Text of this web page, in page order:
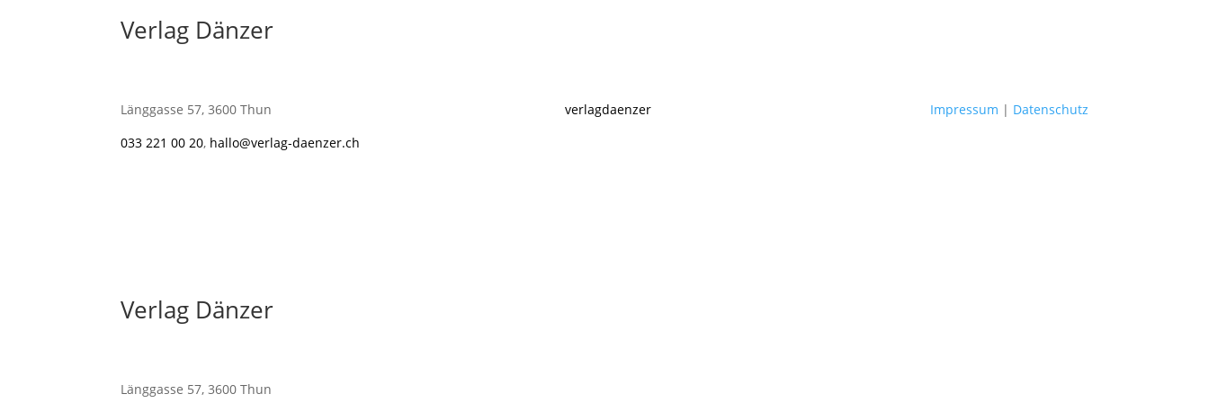
Verlag Dänzer
Länggasse 57, 3600 Thun
033 221 00 20, hallo@verlag-daenzer.ch
verlagdaenzer Impressum | Datenschutz
Verlag Dänzer
Länggasse 57, 3600 Thun